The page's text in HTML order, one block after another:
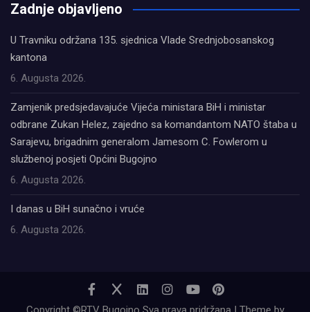
Zadnje objavljeno
U Travniku održana 135. sjednica Vlade Srednjobosanskog
kantona
6. Augusta 2026.
Zamjenik predsjedavajuće Vijeća ministara BiH i ministar
odbrane Zukan Helez, zajedno sa komandantom NATO štaba u
Sarajevu, brigadnim generalom Jamesom C. Fowlerom u
službenoj posjeti Općini Bugojno
6. Augusta 2026.
I danas u BiH sunačno i vruće
6. Augusta 2026.